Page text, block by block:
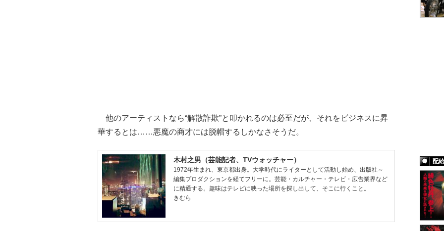
他のアーティストなら“解散詐欺”と叩かれるのは必至だが、それをビジネスに昇
華するとは……悪魔の商才には脱帽するしかなさそうだ。
木村之男（芸能記者、TVウォッチャー）
1972年生まれ、東京都出身。大学時代にライターとして活動し始め、出版社～
編集プロダクションを経てフリーに。芸能・カルチャー・テレビ・広告業界など
に精通する。趣味はテレビに映った場所を探し出して、そこに行くこと。
きむら
配